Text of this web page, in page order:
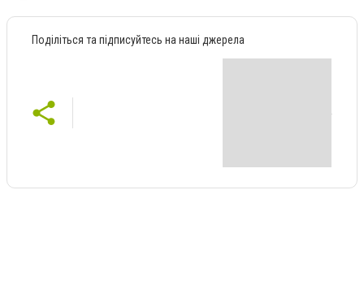
Поділіться та підписуйтесь на наші джерела